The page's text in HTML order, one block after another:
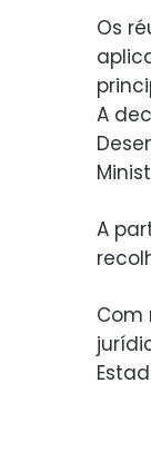
Os
A
A
Com